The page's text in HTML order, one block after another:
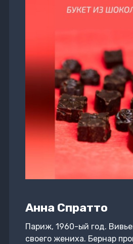
Анна Спратто
Париж, 1960-ый год.
своего жениха. Бернар